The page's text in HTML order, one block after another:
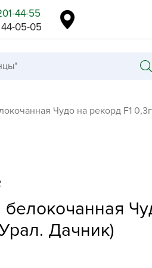
44-55
05-05
ALT
Aquapulse
Чудо на рекорд F1
белокочанная
Дачник)